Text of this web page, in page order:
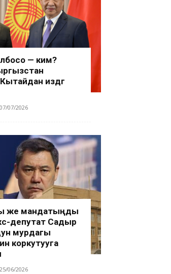
— ким?
издөөгө
07/07/2026
же мандатыңды
депутат Садыр
мурдагы
коркутууга
25/06/2026